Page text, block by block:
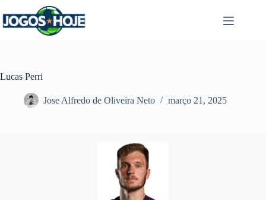
para
o
Lucas Perri
Jose Alfredo de Oliveira Neto março 21, 2025